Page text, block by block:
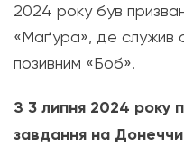
2024 року був
«Маґура», де служив
позивним «Боб».
З 3 липня 2024 року
завдання на